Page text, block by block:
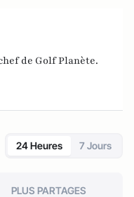
de Golf Planète.
24 Heures 7 Jours
PLUS PARTAGES